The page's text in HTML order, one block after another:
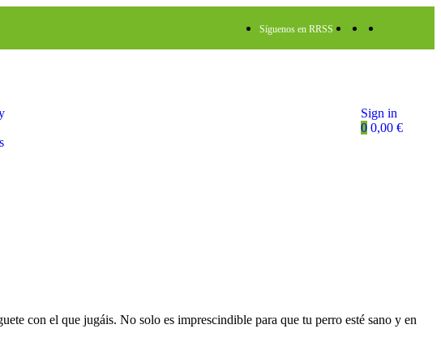
Síguenos en RRSS
Sign in
0 0,00 €
con el que jugáis. No solo es imprescindible para que tu perro esté sano y en